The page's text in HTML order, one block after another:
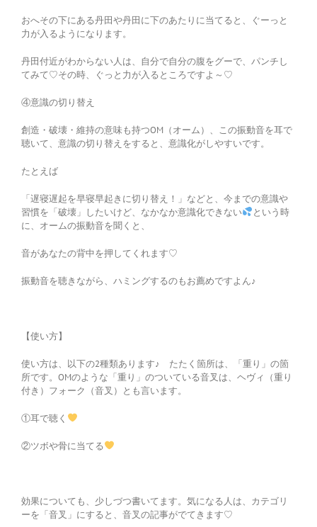
おへその下にある丹田や丹田に下のあたりに当てると、ぐーっと
力が入るようになります。
丹田付近がわからない人は、自分で自分の腹をグーで、パンチし
てみて♡その時、ぐっと力が入るところですよ～♡
④意識の切り替え
創造・破壊・維持の意味も持つOM（オーム）、この振動音を耳で
聴いて、意識の切り替えをすると、意識化がしやすいです。
たとえば
「遅寝遅起を早寝早起きに切り替え！」などと、今までの意識や
習慣を「破壊」したいけど、なかなか意識化できない
という時
に、オームの振動音を聞くと、
音があなたの背中を押してくれます♡
振動音を聴きながら、ハミングするのもお薦めですよん♪
【使い方】
使い方は、以下の2種類あります♪ たたく箇所は、「重り」の箇
所です。OMのような「重り」のついている音叉は、ヘヴィ（重り
付き）フォーク（音叉）とも言います。
①耳で聴く
②ツボや骨に当てる
効果についても、少しづつ書いてます。気になる人は、カテゴリ
ーを「音叉」にすると、音叉の記事がでてきます♡